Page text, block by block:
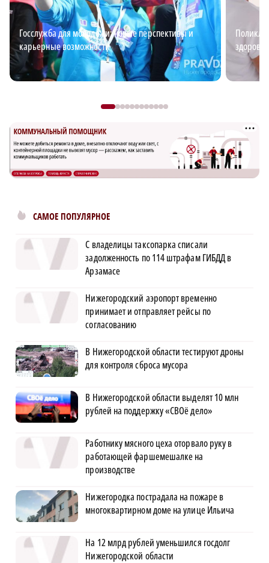
Госслужба для молодежи: новые перспективы и
карьерные возможности
САМОЕ ПОПУЛЯРНОЕ
С владелицы таксопарка списали
задолженность по 114 штрафам ГИБДД в
Арзамасе
Нижегородский аэропорт временно
принимает и отправляет рейсы по
согласованию
В Нижегородской области тестируют дроны
для контроля сброса мусора
В Нижегородской области выделят 10 млн
рублей на поддержку «СВОё дело»
Работнику мясного цеха оторвало руку в
работающей фаршемешалке на
производстве
Нижегородка пострадала на пожаре в
многоквартирном доме на улице Ильича
На 12 млрд рублей уменьшился госдолг
Нижегородской области